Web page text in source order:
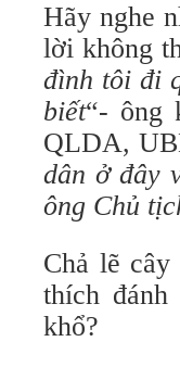
Hãy nghe
lời không
đình tôi đi
biết“- ông
QLDA,
dân ở đây
ông Chủ
Chả lẽ
thích
khổ?